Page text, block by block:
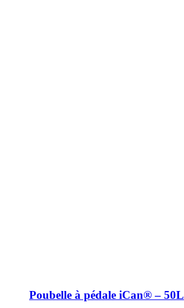
Poubelle à pédale iCan® – 50L